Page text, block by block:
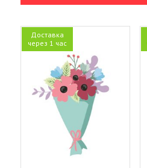
Доставка
через 1 час